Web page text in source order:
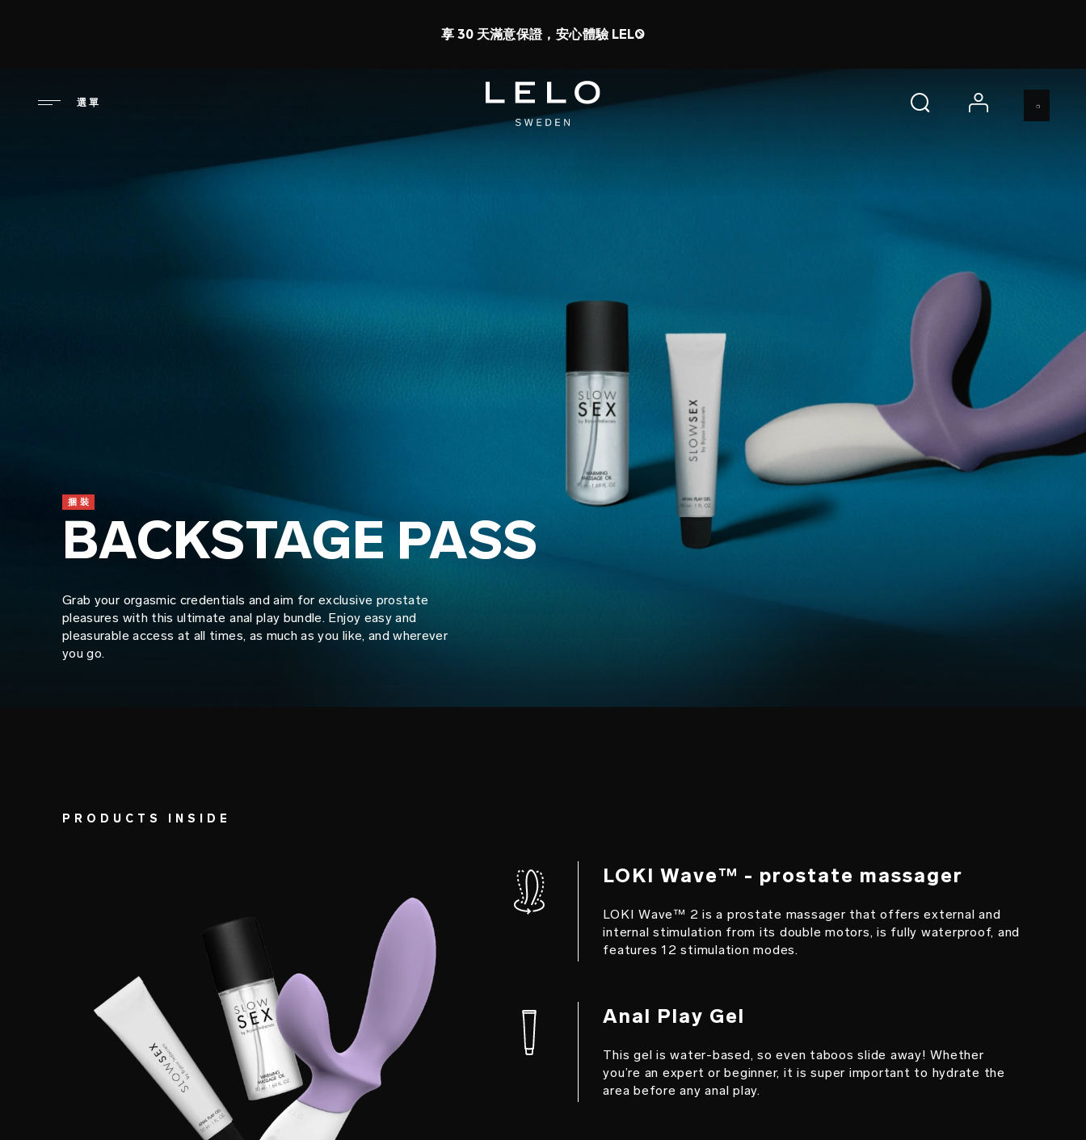
高潮日：享有最高 50% 折扣 + 免費情趣用品 1 d 12 h 27 m 29 s
選單 account
捆裝
BACKSTAGE PASS
Grab your orgasmic credentials and aim for exclusive prostate
pleasures with this ultimate anal play bundle. Enjoy easy and
pleasurable access at all times, as much as you like, and wherever
you go.
PRODUCTS INSIDE
LOKI Wave™ - prostate massager
LOKI Wave™ 2 is a prostate massager that offers external and
internal stimulation from its double motors, is fully waterproof, and
features 12 stimulation modes.
Anal Play Gel
This gel is water-based, so even taboos slide away! Whether
you’re an expert or beginner, it is super important to hydrate the
area before any anal play.